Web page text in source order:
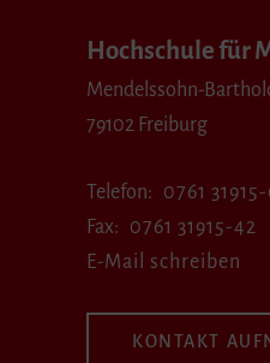
Hochschule für
Mendelssohn-
79102 Freiburg
Telefon
0761
Fax
0761 31915-42
E-Mail schreiben
KONTAKT